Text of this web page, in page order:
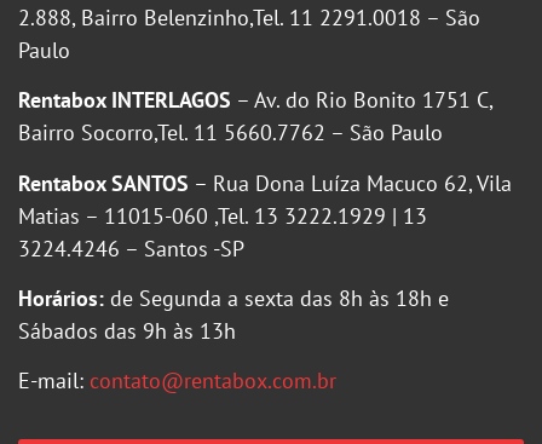
2.888, Bairro Belenzinho,Tel. 11 2291.0018 – São
Paulo
Rentabox INTERLAGOS – Av. do Rio Bonito 1751 C,
Bairro Socorro,Tel. 11 5660.7762 – São Paulo
Rentabox SANTOS – Rua Dona Luíza Macuco 62, Vila
Matias – 11015-060 ,Tel. 13 3222.1929 | 13
3224.4246 – Santos -SP
Horários: de Segunda a sexta das 8h às 18h e
Sábados das 9h às 13h
E-mail: contato@rentabox.com.br